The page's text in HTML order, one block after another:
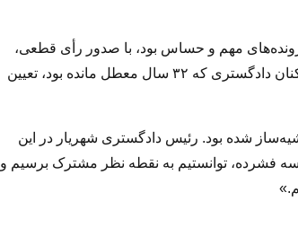
مهم و حساس بود، با صدور رأی قطعی،
منجر به محکومیت هفت نفر از ۹ نفر متهم شد. همچنین پرونده تعاونی مسکن کارکنان دادگستری که ۳۲ سال معطل مانده بود، تعیین
شده بود. رئیس دادگستری شهریار در این
«با تشکیل شورای داوری متشکل از متخصصین و برگزاری ۱۵۴ جلسه فشرده، توانستیم به نقطه نظر مشترک برسیم و